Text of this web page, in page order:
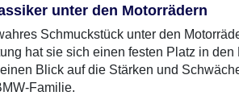
unter den Motorrädern
Schmuckstück unter den
hat sie sich einen festen Platz in
Blick auf die Stärken und
Familie.